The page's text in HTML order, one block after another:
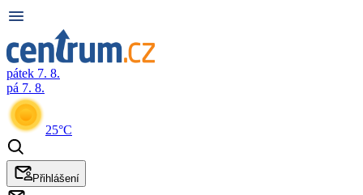
pátek 7. 8.
pá 7. 8.
25°C
Přihlášení